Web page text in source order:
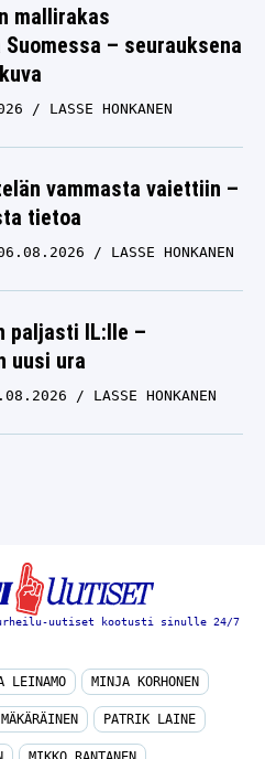
mallirakas
– seurauksena
LASSE HONKANEN
vammasta vaiettiin –
tietoa
LASSE HONKANEN
paljasti IL:lle –
uusi ura
LASSE HONKANEN
uutiset kootusti sinulle 24/7
LEINAMO MINJA KORHONEN
PATRIK LAINE